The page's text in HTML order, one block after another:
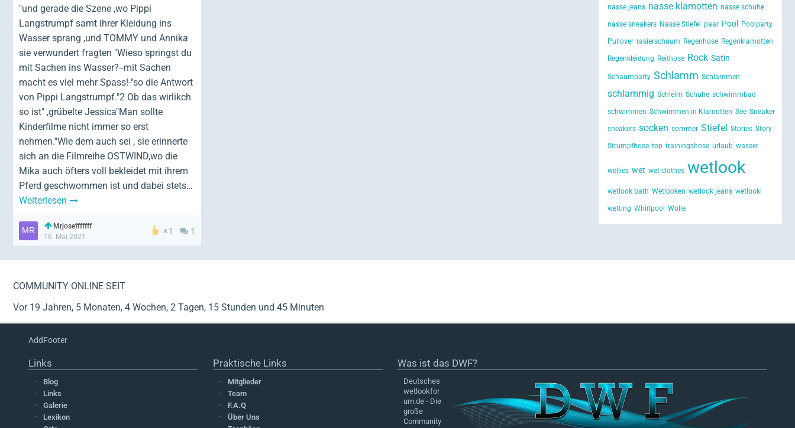
"und gerade die Szene ,wo Pippi
Langstrumpf samt ihrer Kleidung ins
Wasser sprang ,und TOMMY und Annika
sie verwundert fragten "Wieso springst du
mit Sachen ins Wasser?--mit Sachen
macht es viel mehr Spass!-"so die Antwort
von Pippi Langstrumpf."2 Ob das wirlikch
so ist" ,grübelte Jessica"Man sollte
Kinderfilme nicht immer so erst
nehmen."Wie dem auch sei , sie erinnerte
sich an die Filmreihe OSTWIND,wo die
Mika auch öfters voll bekleidet mit ihrem
Pferd geschwommen ist und dabei stets…
Weiterlesen
Mrjosefffffff
16. Mai 2021
1 1
nasse jeans nasse klamotten nasse schuhe
nasse sneakers Nasse Stiefel paar Pool Poolparty
Pullover rasierschaum Regenhose Regenklamotten
Regenkleidung Reithose Rock Satin
Schaumparty Schlamm Schlammen
schlammig Schleim Schuhe schwimmbad
schwimmen Schwimmen in Klamotten See Sneaker
sneakers socken sommer Stiefel Stories Story
Strumpfhose top trainingshose urlaub wasser
wellies wet wet clothes wetlook
wetlook bath Wetlooken wetlook jeans wetlookl
wetting Whirlpool Wolle
COMMUNITY ONLINE SEIT
Vor 19 Jahren, 5 Monaten, 4 Wochen, 2 Tagen, 15 Stunden und 45 Minuten
AddFooter
Links
Blog
Links
Galerie
Lexikon
Praktische Links
Mitglieder
Team
F.A.Q
Über Uns
Was ist das DWF?
Deutsches
wetlookfor
um.de - Die
große
Community